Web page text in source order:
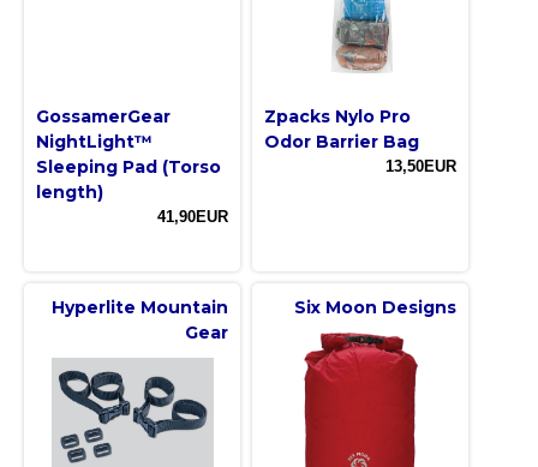
GossamerGear
NightLight™
Sleeping Pad (Torso
length)
41,90EUR
Zpacks Nylo Pro
Odor Barrier Bag
13,50EUR
Hyperlite Mountain
Gear
Six Moon Designs